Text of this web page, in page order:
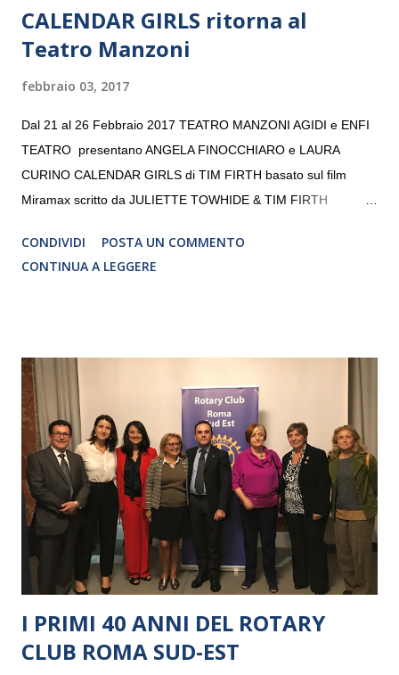
CALENDAR GIRLS ritorna al
Teatro Manzoni
febbraio 03, 2017
Dal 21 al 26 Febbraio 2017 TEATRO MANZONI AGIDI e ENFI
TEATRO presentano ANGELA FINOCCHIARO e LAURA
CURINO CALENDAR GIRLS di TIM FIRTH basato sul film
Miramax scritto da JULIETTE TOWHIDE & TIM FIRTH
CRISTINA PEZZOLI
CONDIVIDI
POSTA UN COMMENTO
CONTINUA A LEGGERE
I PRIMI 40 ANNI DEL ROTARY
CLUB ROMA SUD-EST